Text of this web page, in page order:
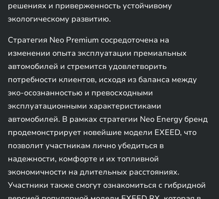
решениях и приверженность устойчивому
экологическому развитию.
Стратегия Neo Premium сосредоточена на
изменении опыта эксплуатации премиальных
автомобилей и стремится удовлетворить
потребности клиентов, исходя из баланса между
эко-осознанностью и превосходными
эксплуатационными характеристиками
автомобилей. В рамках стратегии Neo Energy бренд
продемонстрирует новейшие модели EXEED, что
позволит участникам лично убедиться в
надежности, комфорте и их топливной
экономичности на длительных расстояниях.
Участники также смогут ознакомиться с гибридной